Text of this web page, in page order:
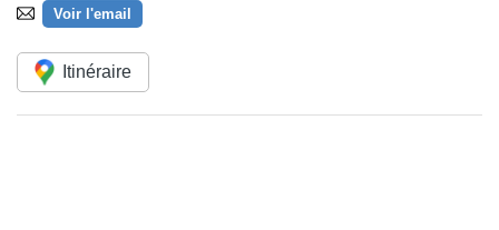
Voir l'email
Itinéraire